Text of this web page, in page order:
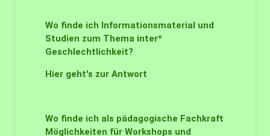
Wo finde ich Informationsmaterial und
Studien zum Thema inter*
Geschlechtlichkeit?
Hier geht's zur Antwort
Wo finde ich als pädagogische Fachkraft
Möglichkeiten für Workshops und